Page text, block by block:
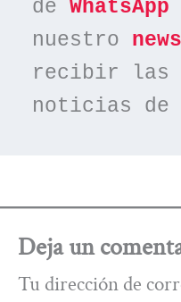
de WhatsApp
nuestro
recibir las
noticias de
Deja un
Tu dirección de